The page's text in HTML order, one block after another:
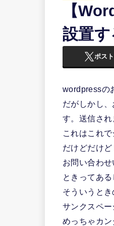
【
設置
ポスト
wordpressの
だがしかし
す。送信され
これはこれで
だけどだけ
お問い合わ
ときってある
そういうと
サンクスペ
めっちゃカン